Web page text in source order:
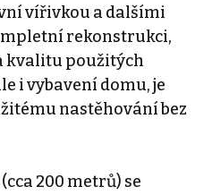
vířivkou a dalšími
rekonstrukci,
kvalitu použitých
i vybavení domu, je
nastěhování bez
200 metrů) se